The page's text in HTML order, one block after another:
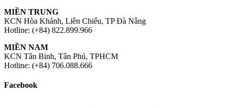
MIỀN TRUNG
KCN Hòa Khánh, Liên Chiểu, TP Đà Nẵng
Hotline: (+84) 822.899.966
MIỀN NAM
KCN Tân Binh, Tân Phú, TPHCM
Hotline: (+84) 706.088.666
Facebook